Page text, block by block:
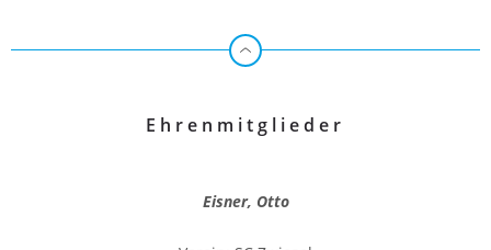
Ehrenmitglieder
Eisner, Otto